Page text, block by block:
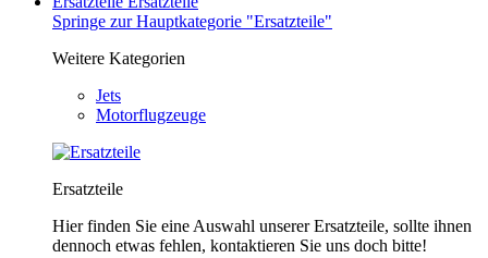
Springe zur Hauptkategorie "Ersatzteile"
Weitere Kategorien
Jets
Motorflugzeuge
Ersatzteile
Hier finden Sie eine Auswahl unserer Ersatzteile, sollte ihnen
dennoch etwas fehlen, kontaktieren Sie uns doch bitte!